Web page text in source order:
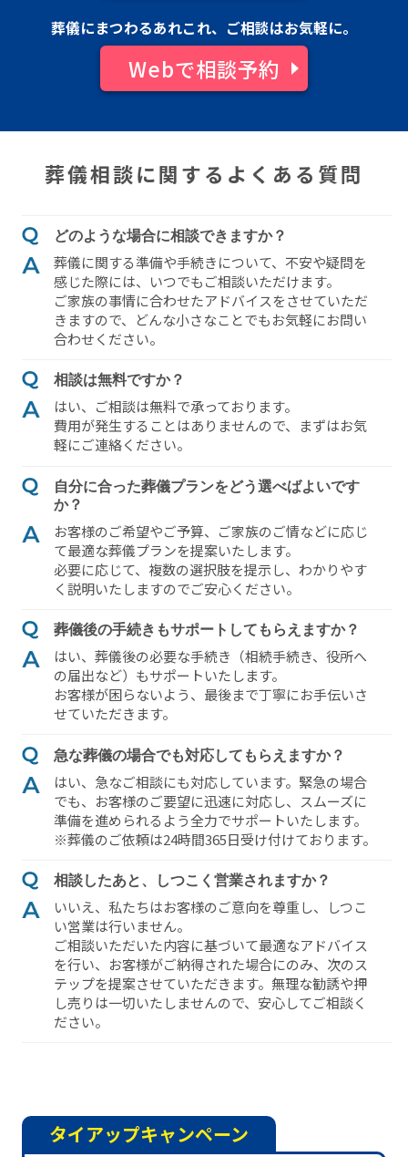
葬儀にまつわるあれこれ、ご相談はお気軽に。
Webで相談予約
葬儀相談に関するよくある質問
どのような場合に相談できますか？
葬儀に関する準備や⼿続きについて、不安や疑問を
感じた際には、いつでもご相談いただけます。
ご家族の事情に合わせたアドバイスをさせていただ
きますので、どんな⼩さなことでもお気軽にお問い
合わせください。
相談は無料ですか？
はい、ご相談は無料で承っております。
費⽤が発⽣することはありませんので、まずはお気
軽にご連絡ください。
⾃分に合った葬儀プランをどう選べばよいです
か？
お客様のご希望やご予算、ご家族のご情などに応じ
て最適な葬儀プランを提案いたします。
必要に応じて、複数の選択肢を提⽰し、わかりやす
く説明いたしますのでご安⼼ください。
葬儀後の⼿続きもサポートしてもらえますか？
はい、葬儀後の必要な⼿続き（相続⼿続き、役所へ
の届出など）もサポートいたします。
お客様が困らないよう、最後まで丁寧にお⼿伝いさ
せていただきます。
急な葬儀の場合でも対応してもらえますか？
はい、急なご相談にも対応しています。緊急の場合
でも、お客様のご要望に迅速に対応し、スムーズに
準備を進められるよう全⼒でサポートいたします。
※葬儀のご依頼は24時間365⽇受け付けております。
相談したあと、しつこく営業されますか？
いいえ、私たちはお客様のご意向を尊重し、しつこ
い営業は⾏いません。
ご相談いただいた内容に基づいて最適なアドバイス
を⾏い、お客様がご納得された場合にのみ、次のス
テップを提案させていただきます。無理な勧誘や押
し売りは⼀切いたしませんので、安⼼してご相談く
ださい。
タイアップキャンペーン